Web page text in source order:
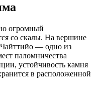
огромный
со скалы. На вершине
Чайттийо — одно из
паломничества
устойчивость камня
в расположенной